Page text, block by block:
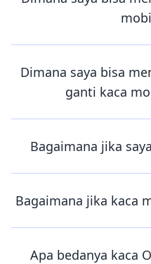
Dimana saya bisa
ganti kaca
Bagaimana jika
Bagaimana jika kaca
Apa bedanya kaca